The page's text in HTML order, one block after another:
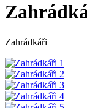
Zahrádkáři